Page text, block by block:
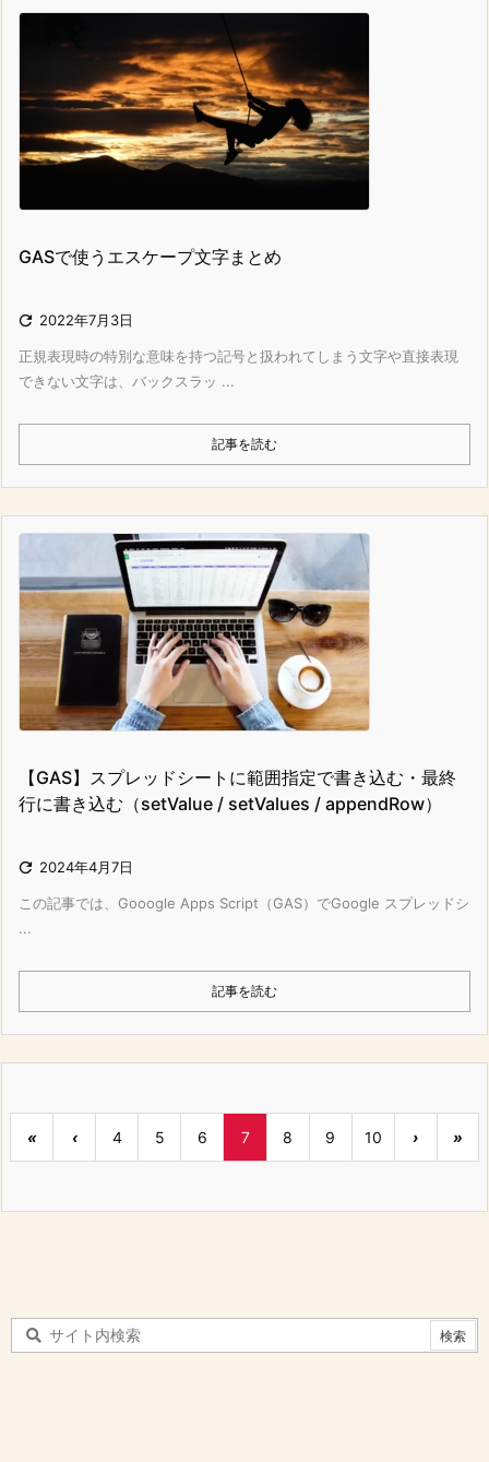
GASで使うエスケープ文字まとめ
 2022年7月3日
正規表現時の特別な意味を持つ記号と扱われてしまう文字や直接表現
できない文字は、バックスラッ ...
記事を読む
【GAS】スプレッドシートに範囲指定で書き込む・最終
行に書き込む（setValue / setValues / appendRow）
 2024年4月7日
この記事では、Gooogle Apps Script（GAS）でGoogle スプレッドシ
...
記事を読む
« ‹ 4 5 6 7 8 9 10 › »